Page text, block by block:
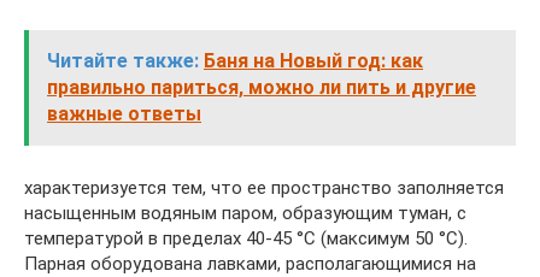
Читайте также: Баня на Новый год: как
правильно париться, можно ли пить и другие
важные ответы
характеризуется тем, что ее пространство заполняется
насыщенным водяным паром, образующим туман, с
температурой в пределах 40-45 °C (максимум 50 °C).
Парная оборудована лавками, располагающимися на